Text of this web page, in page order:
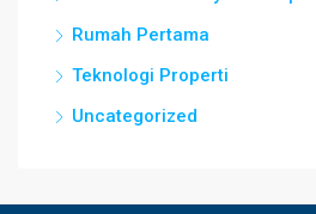
Rumah Pertama
Teknologi Properti
Uncategorized